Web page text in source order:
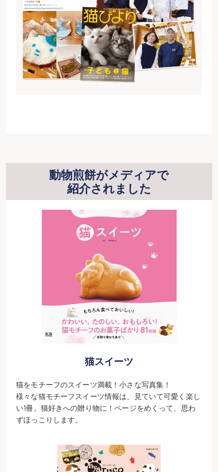
動物煎餅がメディアで
紹介されました
猫スイーツ
猫をモチーフのスイーツ満載！小さな写真集！
様々な猫モチーフスイーツ情報は、見ていて可愛く楽し
い1冊。猫好きへの贈り物に！ページをめくって、思わ
ずほっこりします。